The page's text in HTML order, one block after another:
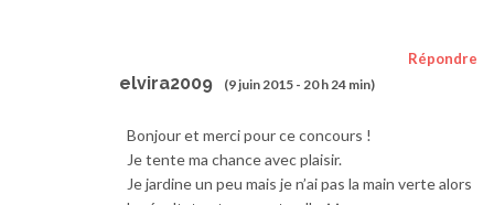
elvira2009 (9 juin 2015 - 20 h 24 min)
Répondre
Bonjour et merci pour ce concours !
Je tente ma chance avec plaisir.
Je jardine un peu mais je n’ai pas la main verte alors